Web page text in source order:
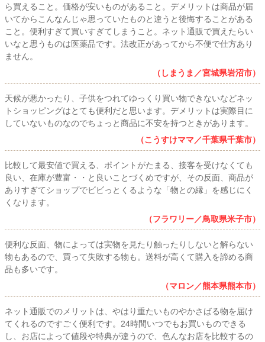
ら買えること。価格が安いものがあること。デメリットは商品が届
いてからこんなんじゃ思っていたものと違うと後悔することがある
こと。便利すぎて買いすぎてしまうこと。ネット通販で買えたらい
いなと思うものは医薬品です。法改正があってから不便で仕方あり
ません。
（しまうま／宮城県岩沼市）
天候が悪かったり、子供をつれてゆっくり買い物できないなどネッ
トショッピングはとても便利だと思います。デメリットは実際目に
していないものなのでちょっと商品に不安を持つときがあります。
（こうすけママ／千葉県千葉市）
比較して最安値で買える、ポイントがたまる、接客を受けなくても
良い、在庫が豊富・・と良いことづくめですが、その反面、商品が
ありすぎてショップでビビっとくるような「物との縁」を感じにく
くなります。
（フラワリー／鳥取県米子市）
便利な反面、物によっては実物を見たり触ったりしないと解らない
物もあるので、買って失敗する物も。送料が高くて購入を諦める商
品も多いです。
（マロン／熊本県熊本市）
ネット通販でのメリットは、やはり重たいものやかさばる物を届け
てくれるのですごく便利です。24時間いつでもお買いものできる
し、お店によって値段や特典が違うので、色んなお店を比較するの